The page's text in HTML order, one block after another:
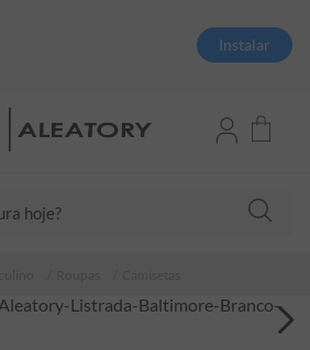
Instalar